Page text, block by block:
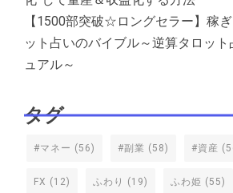
【1500部突破☆ロングセラー】稼
ット占いのバイブル～逆算タロッ
ュアル～
タグ
#マネー (56) #副業 (58) #資産
FX (12) ふわり (19) ふわ姫 (55)